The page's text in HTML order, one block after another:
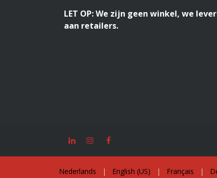
LET OP: We zijn geen winkel, we
aan retailers.
Nederlands | English (US) | Français |